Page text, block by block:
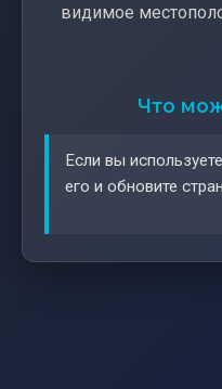
видимое
Что
Если вы
его и обновите